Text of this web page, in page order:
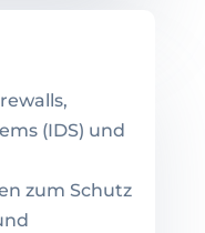
(IDS) und
zum Schutz